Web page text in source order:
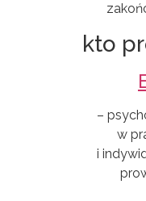
kto
–
w
i